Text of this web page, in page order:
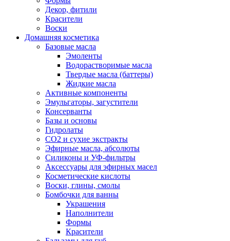
Декор, фитили
Красители
Воски
Домашняя косметика
Базовые масла
Эмоленты
Водорастворимые масла
Твердые масла (баттеры)
Жидкие масла
Активные компоненты
Эмульгаторы, загустители
Консерванты
Базы и основы
Гидролаты
СО2 и сухие экстракты
Эфирные масла, абсолюты
Силиконы и УФ-фильтры
Аксессуары для эфирных масел
Косметические кислоты
Воски, глины, смолы
Бомбочки для ванны
Украшения
Наполнители
Формы
Красители